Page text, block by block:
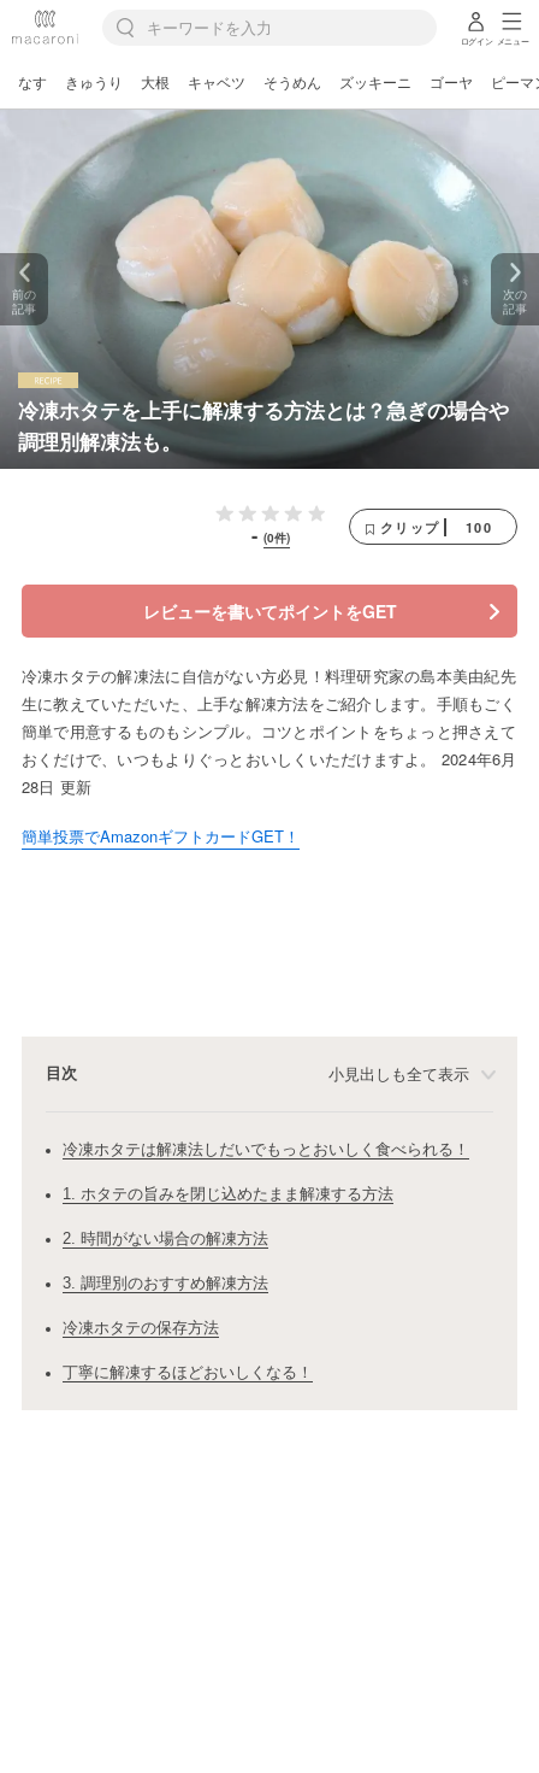
ログイン メニュー
なす きゅうり 大根 キャベツ そうめん ズッキーニ ゴーヤ ピーマ
冷凍ホタテを上手に解凍する方法とは？急ぎの場合や
調理別解凍法も。
前の
記事
次の
記事
- (0件)
クリップ 100
レビューを書いてポイントをGET
冷凍ホタテの解凍法に自信がない方必見！料理研究家の島本美由紀先
生に教えていただいた、上手な解凍方法をご紹介します。手順もごく
簡単で用意するものもシンプル。コツとポイントをちょっと押さえて
おくだけで、いつもよりぐっとおいしくいただけますよ。 2024年6月
28日 更新
簡単投票でAmazonギフトカードGET！
目次 小見出しも全て表示
冷凍ホタテは解凍法しだいでもっとおいしく食べられる！
1. ホタテの旨みを閉じ込めたまま解凍する方法
2. 時間がない場合の解凍方法
3. 調理別のおすすめ解凍方法
冷凍ホタテの保存方法
丁寧に解凍するほどおいしくなる！